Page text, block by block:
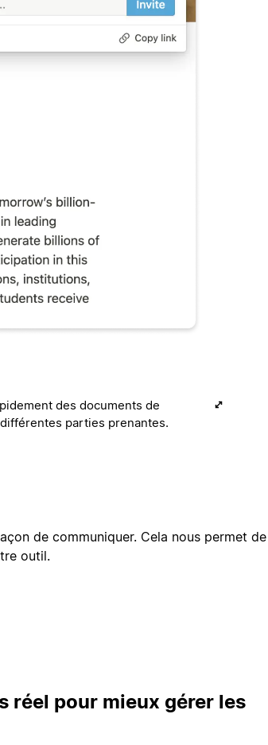
des documents de
parties prenantes.
de communiquer. Cela nous permet
outil.
réel pour mieux gérer les